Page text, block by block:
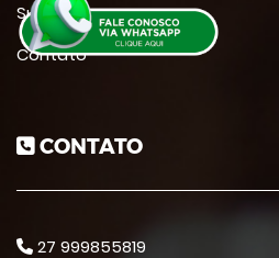
Suporte
Contato
CONTATO
27 999855819